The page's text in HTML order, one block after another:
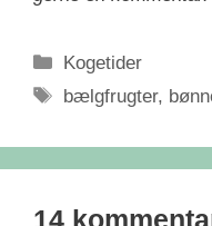
Kategorier
Kogetider
Tags
bælgfrugter,
14